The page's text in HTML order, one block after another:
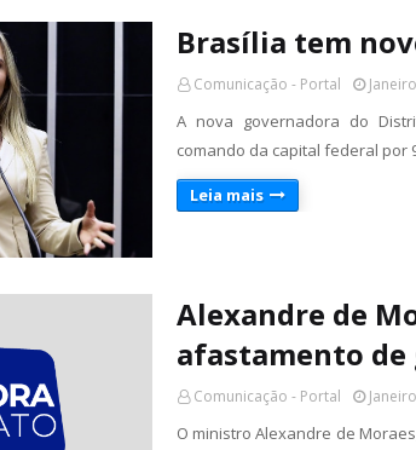
Brasília tem
Comunicação - Portal
A nova governadora do
comando da capital federal por
Leia mais
Alexandre de
afastamento
Comunicação - Portal
O ministro Alexandre de